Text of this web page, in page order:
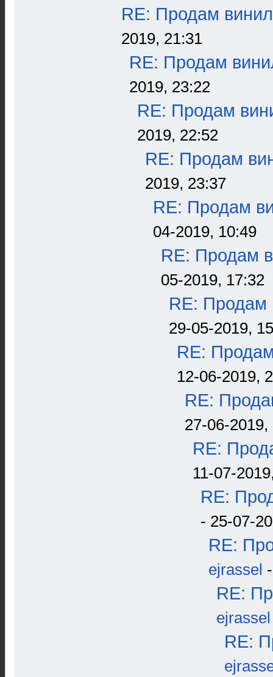
RE: Продам
2019, 21:31
RE: Продам
2019, 23:22
RE: Продам
2019, 22:52
RE: Продам
2019, 23:37
RE: Продам
04-2019, 10:49
RE: Продам
05-2019, 17:32
RE: Продам
29-05-2019,
RE:
12-06-2019,
RE:
27-06-2019,
RE:
11-07-
RE:
- 25-07-
RE:
ejrassel
RE:
ejrassel
RE: